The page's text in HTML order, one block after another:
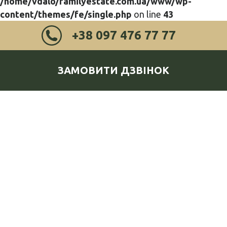
content/themes/fe/single.php on line 43
+38 097 476 77 77
ЗАМОВИТИ ДЗВІНОК